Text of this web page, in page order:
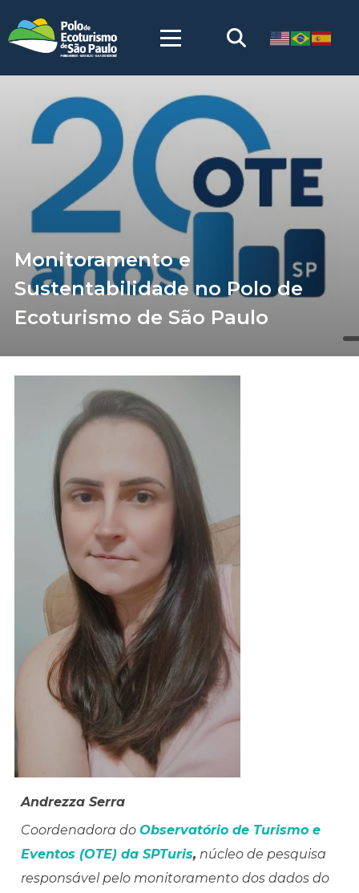
Monitoramento e
Sustentabilidade no Polo de
Ecoturismo de São Paulo
Andrezza Serra
Coordenadora doObservatório de Turismo e
Eventos (OTE) da SPTuris, núcleo de pesquisa
responsável pelo monitoramento dos dados do